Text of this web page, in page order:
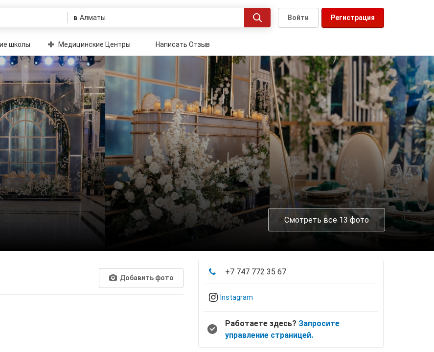
в Регистрация
Войти
школы Медицинские Центры Написать Отзыв
Смотреть все 13 фото
Добавить фото
+7 747 772 35 67
Instagram
Работаете здесь? Запросите
управление страницей.